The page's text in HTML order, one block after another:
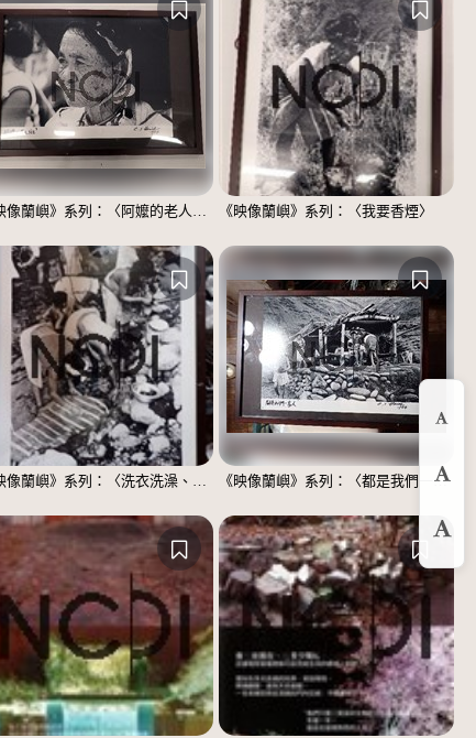
《映像蘭嶼》系列：〈阿嬤的老人斑〉 《映像蘭嶼》系列：〈我要香煙〉
《映像蘭嶼》系列：〈洗衣洗澡、都在這裡〉 《映像蘭嶼》系列：〈都是我們一家人〉
放